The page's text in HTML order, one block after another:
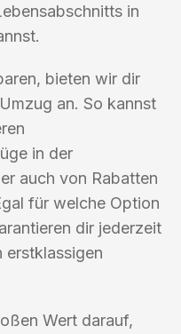
in
bieten wir dir
an. So kannst
in der
auch von Rabatten
für welche Option
dir jederzeit
erstklassigen
Wert darauf,